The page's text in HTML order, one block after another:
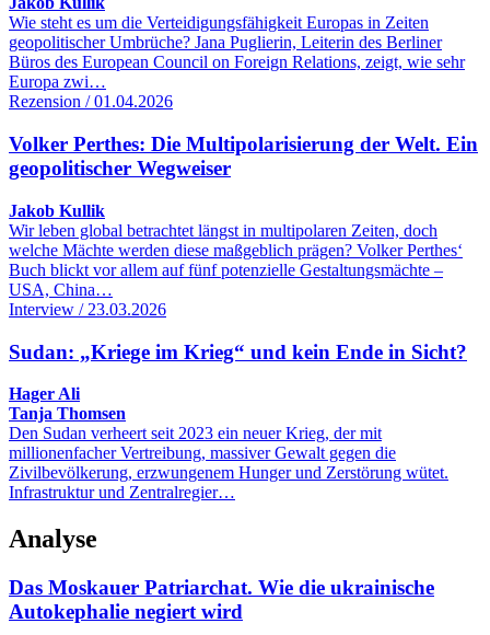
Wie steht es um die Verteidigungsfähigkeit Europas in Zeiten
geopolitischer Umbrüche? Jana Puglierin, Leiterin des Berliner
Büros des European Council on Foreign Relations, zeigt, wie sehr
Europa zwi…
Rezension / 01.04.2026
Volker Perthes: Die Multipolarisierung der Welt. Ein
geopolitischer Wegweiser
Jakob Kullik
Wir leben global betrachtet längst in multipolaren Zeiten, doch
welche Mächte werden diese maßgeblich prägen? Volker Perthes‘
Buch blickt vor allem auf fünf potenzielle Gestaltungsmächte –
USA, China…
Interview / 23.03.2026
Sudan: „Kriege im Krieg“ und kein Ende in Sicht?
Hager Ali
Tanja Thomsen
Den Sudan verheert seit 2023 ein neuer Krieg, der mit
millionenfacher Vertreibung, massiver Gewalt gegen die
Zivilbevölkerung, erzwungenem Hunger und Zerstörung wütet.
Infrastruktur und Zentralregier…
Analyse
Das Moskauer Patriarchat. Wie die ukrainische
Autokephalie negiert wird